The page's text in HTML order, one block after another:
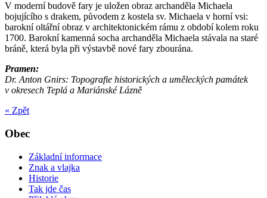
V moderní budově fary je uložen obraz archanděla Michaela
bojujícího s drakem, původem z kostela sv. Michaela v horní vsi:
barokní oltářní obraz v architektonickém rámu z období kolem roku
1700. Barokní kamenná socha archanděla Michaela stávala na staré
bráně, která byla při výstavbě nové fary zbourána.
Pramen:
Dr. Anton Gnirs: Topografie historických a uměleckých památek
v okresech Teplá a Mariánské Lázně
« Zpět
Obec
Základní informace
Znak a vlajka
Historie
Tak jde čas